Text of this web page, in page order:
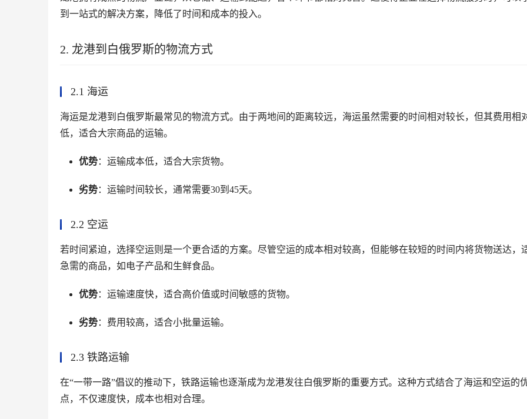
到一站式的解决方案，降低了时间和成本的投入。
2. 龙港到白俄罗斯的物流方式
2.1 海运
海运是龙港到白俄罗斯最常见的物流方式。由于两地间的距离较远，海运虽然需要的时间相对较长，但其费用相
低，适合大宗商品的运输。
优势：运输成本低，适合大宗货物。
劣势：运输时间较长，通常需要30到45天。
2.2 空运
若时间紧迫，选择空运则是一个更合适的方案。尽管空运的成本相对较高，但能够在较短的时间内将货物送达，
急需的商品，如电子产品和生鲜食品。
优势：运输速度快，适合高价值或时间敏感的货物。
劣势：费用较高，适合小批量运输。
2.3 铁路运输
在“一带一路”倡议的推动下，铁路运输也逐渐成为龙港发往白俄罗斯的重要方式。这种方式结合了海运和空运的
点，不仅速度快，成本也相对合理。